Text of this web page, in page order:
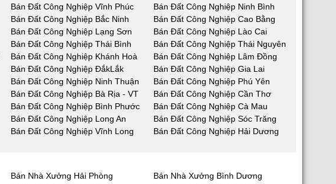
Bán Đất Công Nghiệp Vĩnh Phúc
Bán Đất Công Nghiệp Ninh Bình
Bán Đất Công Nghiệp Bắc Ninh
Bán Đất Công Nghiệp Cao Bằng
Bán Đất Công Nghiệp Lạng Sơn
Bán Đất Công Nghiệp Lào Cai
Bán Đất Công Nghiệp Thái Bình
Bán Đất Công Nghiệp Thái Nguyên
Bán Đất Công Nghiệp Khánh Hoà
Bán Đất Công Nghiệp Lâm Đồng
Bán Đất Công Nghiệp ĐắkLắk
Bán Đất Công Nghiệp Gia Lai
Bán Đất Công Nghiệp Ninh Thuận
Bán Đất Công Nghiệp Phú Yên
Bán Đất Công Nghiệp Bà Rịa - VT
Bán Đất Công Nghiệp Cần Thơ
Bán Đất Công Nghiệp Bình Phước
Bán Đất Công Nghiệp Cà Mau
Bán Đất Công Nghiệp Long An
Bán Đất Công Nghiệp Sóc Trăng
Bán Đất Công Nghiệp Vĩnh Long
Bán Đất Công Nghiệp Hải Dương
Bán Nhà Xưởng Hải Phòng
Bán Nhà Xưởng Bình Dương